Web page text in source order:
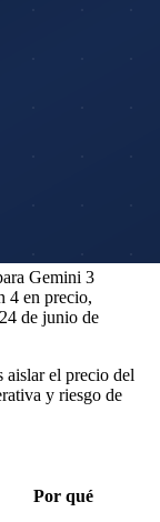
Gemini 3
4 en precio,
de junio de
aislar el precio del
y riesgo de
Por qué